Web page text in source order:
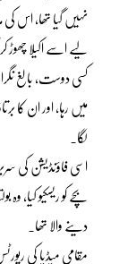
نہیں گیا تھا، اس
لیے اسے اکیلا
کسی دوست، بالغ
میں رہا، اور ان
لگا۔
بچے کو ریسکیو کیا،
دینے والا تھا۔